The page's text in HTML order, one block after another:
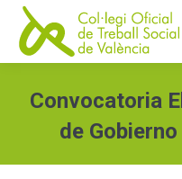
Convocatoria
de